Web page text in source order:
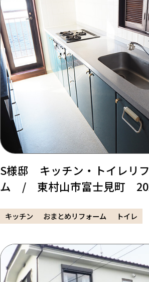
S様邸 キッチン・トイレリ
ム / 東村山市富士見町
キッチン おまとめリフォーム トイレ